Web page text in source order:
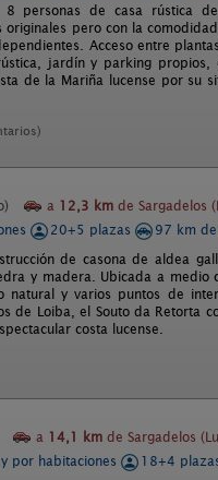
8 personas de casa rústica
originales pero con la
Acceso entre
jardín y parking
de la Mariña lucense por su
a 12,3 km de Sargadelos
20+5 plazas
97 km de
de casona de aldea
y madera. Ubicada a
natural y varios puntos de
de Loiba, el Souto da Retorta
costa lucense.
a 14,1 km de Sargadelos
por habitaciones
18+4